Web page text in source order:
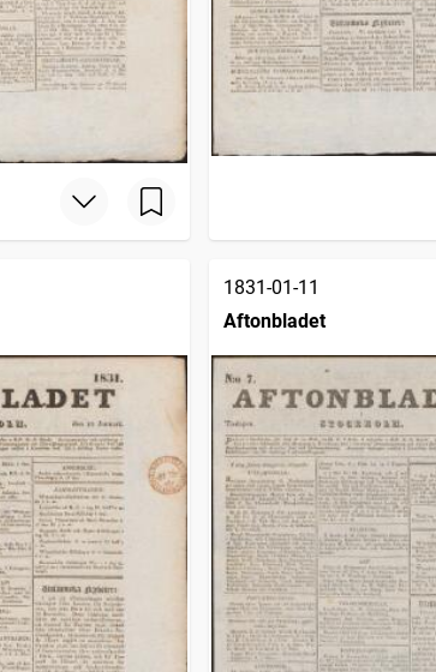
1831-01-11
Aftonbladet